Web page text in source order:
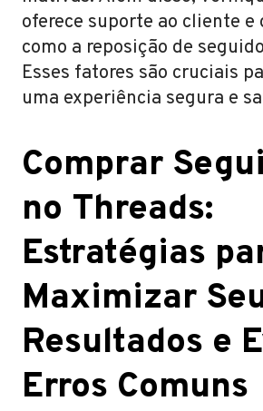
oferece suporte ao cliente e
como a reposição de
Esses fatores são cruciais
uma experiência segura e
Comprar
no Threads:
Estratégias
Maximizar
Resultados e
Erros Comuns